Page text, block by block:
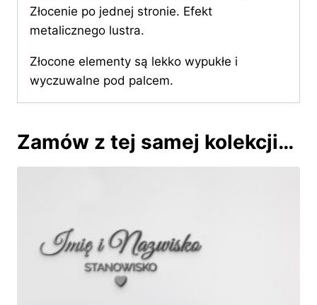
Złocenie po jednej stronie. Efekt
metalicznego lustra.
Złocone elementy są lekko wypukłe i
wyczuwalne pod palcem.
Zamów z tej samej kolekcji…